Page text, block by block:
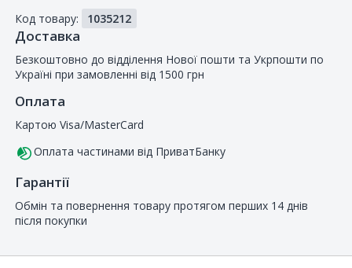
покупців
Код товару:
1035212
Доставка
Безкоштовно до відділення Нової пошти та Укрпошти по
Україні при замовленні від 1500 грн
Оплата
Картою Visa/MasterCard
Оплата частинами від ПриватБанку
Гарантії
Обмін та повернення товару протягом перших 14 днів
після покупки